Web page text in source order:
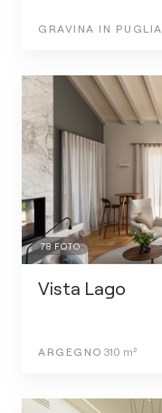
GRAVINA IN PUGLIA
78FOTO
Vista Lago
ARGEGNO 310 m²